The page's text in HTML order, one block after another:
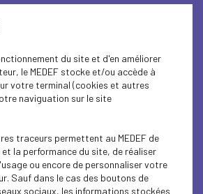
nationales
du site et d'en améliorer
le MEDEF stocke et/ou accède à
votre terminal (cookies et autres
naviguation sur le site
traceurs permettent au MEDEF de
et la performance du site, de réaliser
ou encore de personnaliser votre
Sauf dans le cas des boutons de
sociaux, les informations stockées